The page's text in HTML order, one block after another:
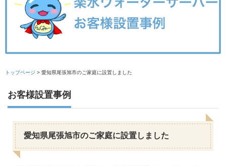
トップページ > 愛知県尾張旭市のご家庭に設置しました
お客様設置事例
愛知県尾張旭市のご家庭に設置しました